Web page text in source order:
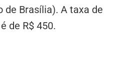
de Brasília). A taxa de
de R$ 450.